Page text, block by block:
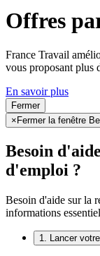
Offres
France Travail
vous proposant plus
En savoir plus
Fermer
× Fermer la fenêtre
Besoin
d'emploi ?
Besoin d'aide sur la
informations
1. Lancer